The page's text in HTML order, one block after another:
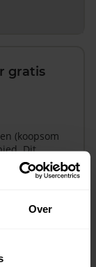
Over
gratis
(koopsom
Dit
nieuwe